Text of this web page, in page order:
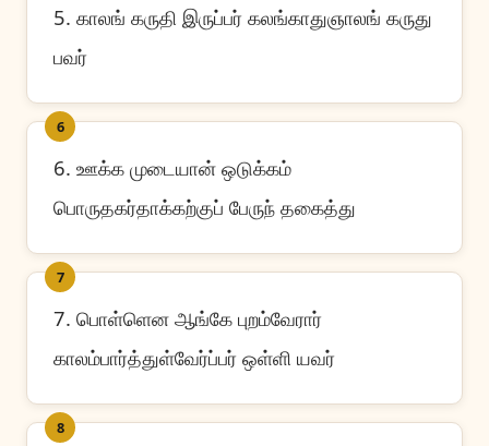
5. காலங் கருதி இருப்பர் கலங்காதுஞாலங் கருது
பவர்
6
6. ஊக்க முடையான் ஒடுக்கம்
பொருதகர்தாக்கற்குப் பேருந் தகைத்து
7
7. பொள்ளென ஆங்கே புறம்வேரார்
காலம்பார்த்துள்வேர்ப்பர் ஒள்ளி யவர்
8